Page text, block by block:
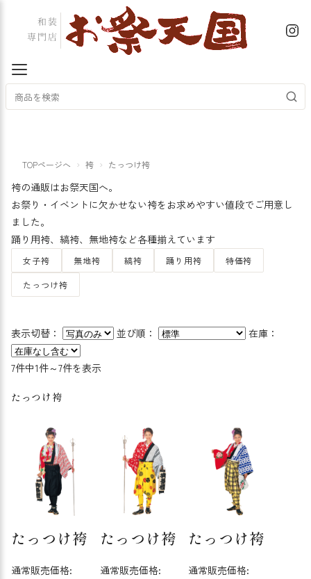
TOPページへ 袴 たっつけ袴
袴の通販はお祭天国へ。
お祭り・イベントに欠かせない袴をお求めやすい値段でご用意し
ました。
踊り用袴、縞袴、無地袴など各種揃えています
女子袴 無地袴 縞袴 踊り用袴 特価袴
たっつけ袴
表示切替： 並び順： 在庫：
7件中1件～7件を表示
たっつけ袴
たっつけ袴
通常販売価格:
たっつけ袴
通常販売価格:
たっつけ袴
通常販売価格: